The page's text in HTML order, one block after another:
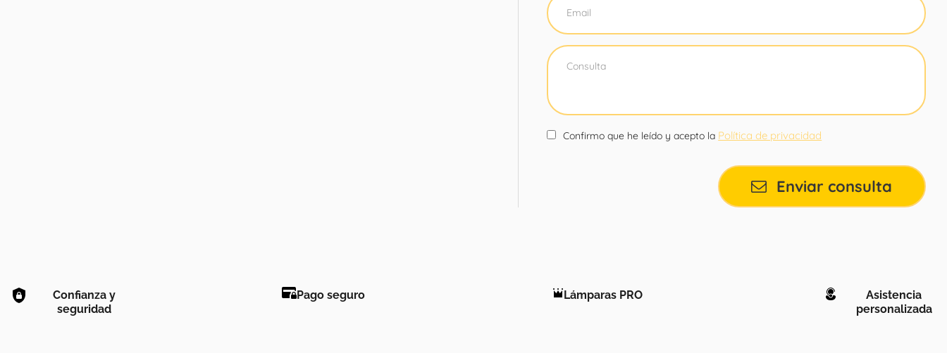
Confirmo que he leído y acepto la Política de privacidad
Enviar consulta
Confianza y
seguridad
Pago seguro Lámparas PRO
Asistencia
personalizada